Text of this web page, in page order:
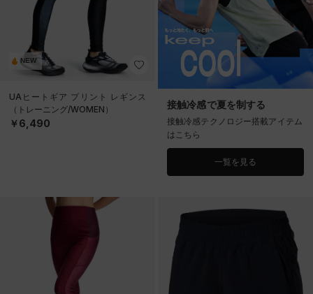
NEW
UAヒートギア プリント レギンス
（トレーニング/WOMEN）
￥6,490
接触冷感で夏を制する
接触冷感テクノロジー搭載アイテム
はこちら
一覧を見る